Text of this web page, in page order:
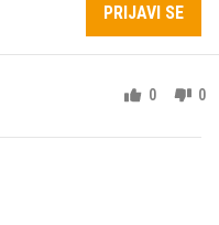
PRIJAVI SE
0 0